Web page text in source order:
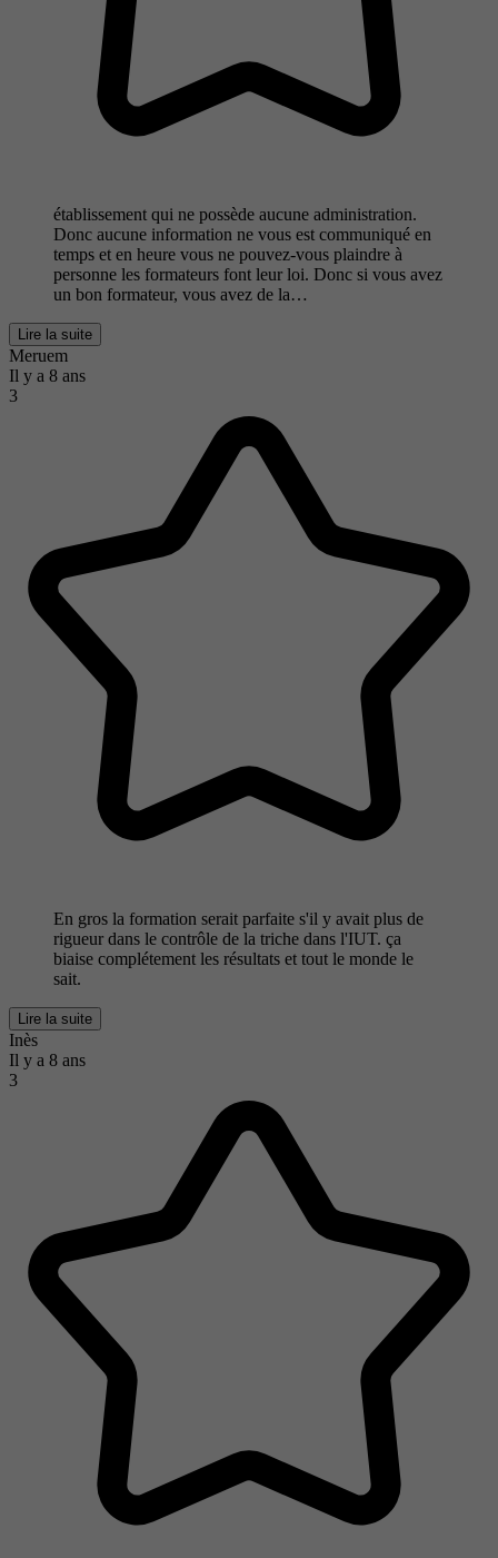
établissement qui ne possède aucune administration.
Donc aucune information ne vous est communiqué en
temps et en heure vous ne pouvez-vous plaindre à
personne les formateurs font leur loi. Donc si vous avez
un bon formateur, vous avez de la…
Lire la suite
Meruem
Il y a 8 ans
3
En gros la formation serait parfaite s'il y avait plus de
rigueur dans le contrôle de la triche dans l'IUT. ça
biaise complétement les résultats et tout le monde le
sait.
Lire la suite
Inès
Il y a 8 ans
3